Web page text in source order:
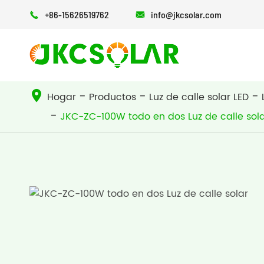
 +86-15626519762  info@jkcsolar.com
Hogar Productos Luz de calle solar LED
JKC-ZC-100W todo en dos Luz de calle